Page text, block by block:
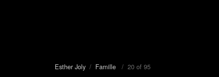
Esther Joly / Famille / 20 of 95